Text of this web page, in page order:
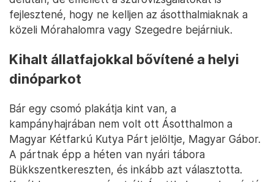
fejlesztené, hogy ne kelljen az ásotthalmiaknak a
közeli Mórahalomra vagy Szegedre bejárniuk.
Kihalt állatfajokkal bővítené a helyi
dinóparkot
Bár egy csomó plakátja kint van, a
kampányhajrában nem volt ott Ásotthalmon a
Magyar Kétfarkú Kutya Párt jelöltje, Magyar Gábor.
A pártnak épp a héten van nyári tábora
Bükkszentkereszten, és inkább azt választotta.